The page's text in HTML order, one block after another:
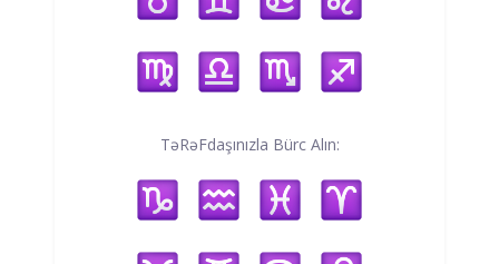
TəRəFdaşınızla Bürc Alın: